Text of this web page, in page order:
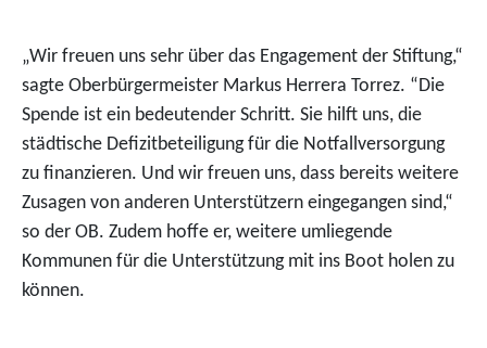
„Wir freuen uns sehr über das Engagement der Stiftung,“
sagte Oberbürgermeister Markus Herrera Torrez. “Die
Spende ist ein bedeutender Schritt. Sie hilft uns, die
städtische Defizitbeteiligung für die Notfallversorgung
zu finanzieren. Und wir freuen uns, dass bereits weitere
Zusagen von anderen Unterstützern eingegangen sind,“
so der OB. Zudem hoffe er, weitere umliegende
Kommunen für die Unterstützung mit ins Boot holen zu
können.